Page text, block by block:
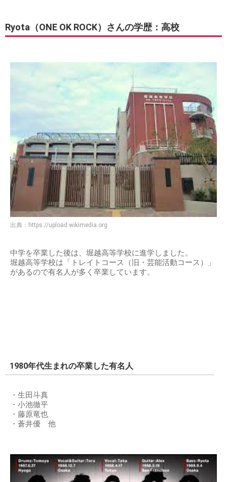
Ryota（ONE OK ROCK）さんの学歴：高校
出典： https://upload.wikimedia.org
中学を卒業した後は、堀越高等学校に進学しました。
堀越高等学校は「トレイトコース（旧・芸能活動コース）」
があるので有名人が多く卒業しています。
1980年代生まれの卒業した有名人
・生田斗真
・小池徹平
・藤原竜也
・蒼井優 他